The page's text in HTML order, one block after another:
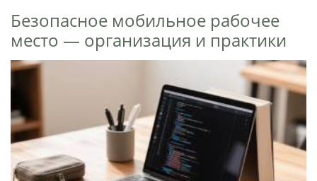
Безопасное мобильное рабочее
место — организация и практики